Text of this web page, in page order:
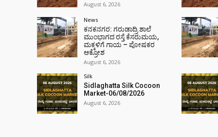
August 6, 2026
News
ಕನಕನಗರ: ಗರುಡಾದ್ರಿ ಶಾಲೆ
ಮುಂಭಾಗದ ರಸ್ತೆ ಕೆಸರುಮಯ,
ಮಕ್ಕಳಿಗೆ ಗಾಯ – ಪೋಷಕರ
ಆಕ್ರೋಶ
August 6, 2026
Silk
Sidlaghatta Silk Cocoon
Market-06/08/2026
August 6, 2026